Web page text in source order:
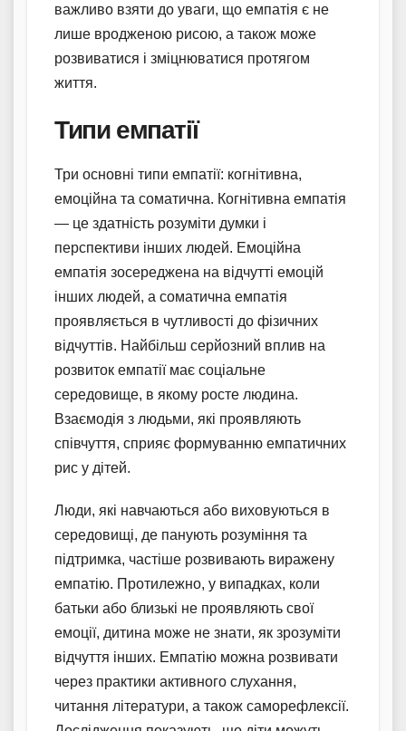
важливо взяти до уваги, що емпатія є не
лише вродженою рисою, а також може
розвиватися і зміцнюватися протягом
життя.
Типи емпатії
Три основні типи емпатії: когнітивна,
емоційна та соматична. Когнітивна емпатія
— це здатність розуміти думки і
перспективи інших людей. Емоційна
емпатія зосереджена на відчутті емоцій
інших людей, а соматична емпатія
проявляється в чутливості до фізичних
відчуттів. Найбільш серйозний вплив на
розвиток емпатії має соціальне
середовище, в якому росте людина.
Взаємодія з людьми, які проявляють
співчуття, сприяє формуванню емпатичних
рис у дітей.
Люди, які навчаються або виховуються в
середовищі, де панують розуміння та
підтримка, частіше розвивають виражену
емпатію. Протилежно, у випадках, коли
батьки або близькі не проявляють свої
емоції, дитина може не знати, як зрозуміти
відчуття інших. Емпатію можна розвивати
через практики активного слухання,
читання літератури, а також саморефлексії.